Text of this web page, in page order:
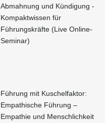
Abmahnung und Kündigung -
Kompaktwissen für
Führungskräfte (Live Online-
Seminar)
Führung mit Kuschelfaktor:
Empathische Führung –
Empathie und Menschlichkeit